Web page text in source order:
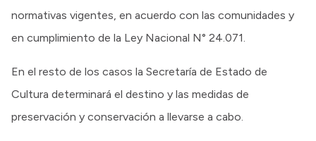
normativas vigentes, en acuerdo con las comunidades y
en cumplimiento de la Ley Nacional N° 24.071.
En el resto de los casos la Secretaría de Estado de
Cultura determinará el destino y las medidas de
preservación y conservación a llevarse a cabo.